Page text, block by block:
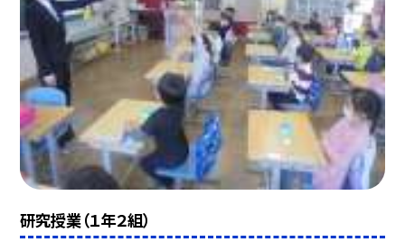
研究授業（１年２組）